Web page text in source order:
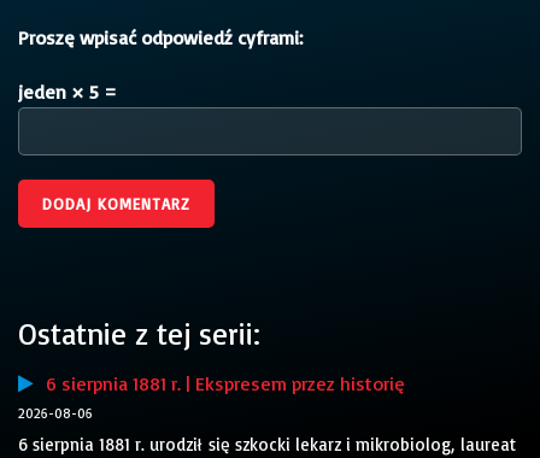
Proszę wpisać odpowiedź cyframi:
jeden × 5 =
Ostatnie z tej serii:
6 sierpnia 1881 r. | Ekspresem przez historię
2026-08-06
6 sierpnia 1881 r. urodził się szkocki lekarz i mikrobiolog, laureat